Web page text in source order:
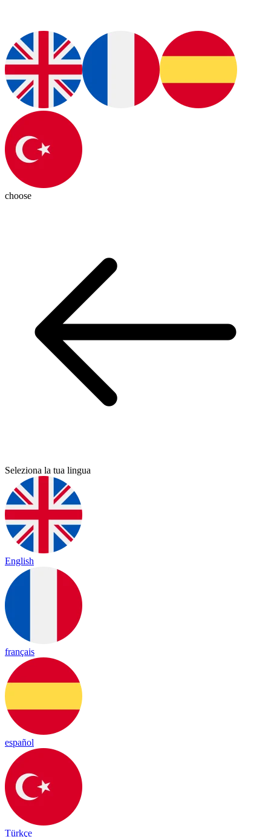
choose
Seleziona la tua lingua
English
français
español
Türkçe